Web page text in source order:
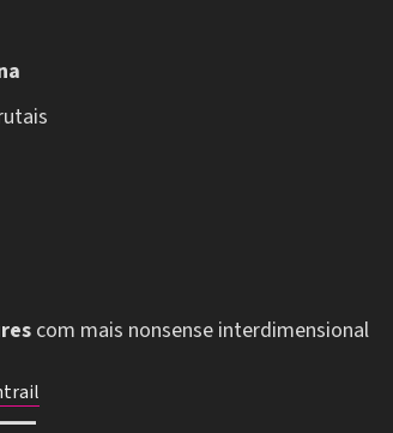
com mais nonsense interdimensional